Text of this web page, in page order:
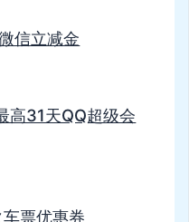
信立减金
高31天QQ超级会
票优惠券